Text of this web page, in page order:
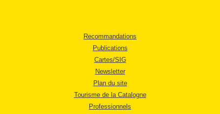
Recommandations
Publications
Cartes/SIG
Newsletter
Plan du site
Tourisme de la Catalogne
Professionnels